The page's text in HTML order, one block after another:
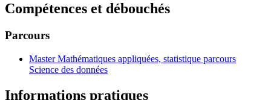
Compétences et débouchés
Parcours
Master Mathématiques appliquées, statistique parcours
Science des données
Informations pratiques